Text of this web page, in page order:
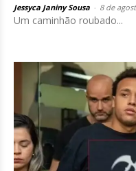
Jessyca Janiny Sousa 8 de
Um caminhão roubado...